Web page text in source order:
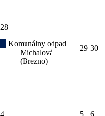
28
Komunálny odpad
Michalová
(Brezno)
29 30
4 5 6